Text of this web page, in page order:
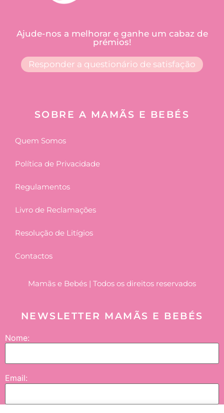
Ajude-nos a melhorar e ganhe um cabaz de
prémios!
Responder a questionário de satisfação
SOBRE A MAMÃS E BEBÉS
Quem Somos
Política de Privacidade
Regulamentos
Livro de Reclamações
Resolução de Litígios
Contactos
Mamãs e Bebés | Todos os direitos reservados
NEWSLETTER MAMÃS E BEBÉS
Nome:
Email: